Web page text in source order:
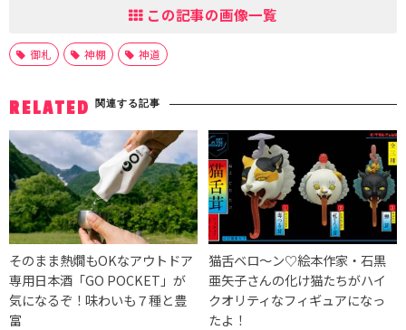
この記事の画像一覧
御札 神棚 神道
RELATED 関連する記事
そのまま熱燗もOKなアウトドア
専用日本酒「GO POCKET」が
気になるぞ！味わいも７種と豊
富
猫舌ベロ〜ン♡絵本作家・石黒
亜矢子さんの化け猫たちがハイ
クオリティなフィギュアになっ
たよ！